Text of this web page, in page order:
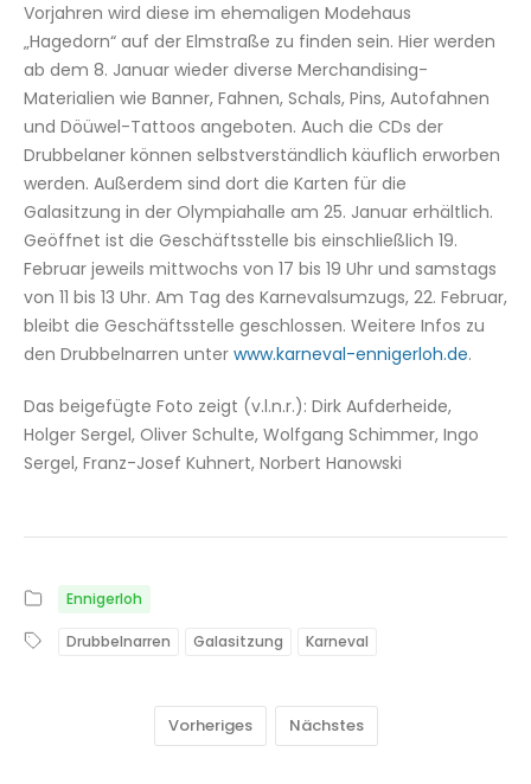
Vorjahren wird diese im ehemaligen Modehaus
„Hagedorn“ auf der Elmstraße zu finden sein. Hier werden
ab dem 8. Januar wieder diverse Merchandising-
Materialien wie Banner, Fahnen, Schals, Pins, Autofahnen
und Döüwel-Tattoos angeboten. Auch die CDs der
Drubbelaner können selbstverständlich käuflich erworben
werden. Außerdem sind dort die Karten für die
Galasitzung in der Olympiahalle am 25. Januar erhältlich.
Geöffnet ist die Geschäftsstelle bis einschließlich 19.
Februar jeweils mittwochs von 17 bis 19 Uhr und samstags
von 11 bis 13 Uhr. Am Tag des Karnevalsumzugs, 22. Februar,
bleibt die Geschäftsstelle geschlossen. Weitere Infos zu
den Drubbelnarren unter www.karneval-ennigerloh.de.
Das beigefügte Foto zeigt (v.l.n.r.): Dirk Aufderheide,
Holger Sergel, Oliver Schulte, Wolfgang Schimmer, Ingo
Sergel, Franz-Josef Kuhnert, Norbert Hanowski
Ennigerloh
Drubbelnarren Galasitzung Karneval
Vorheriges Nächstes